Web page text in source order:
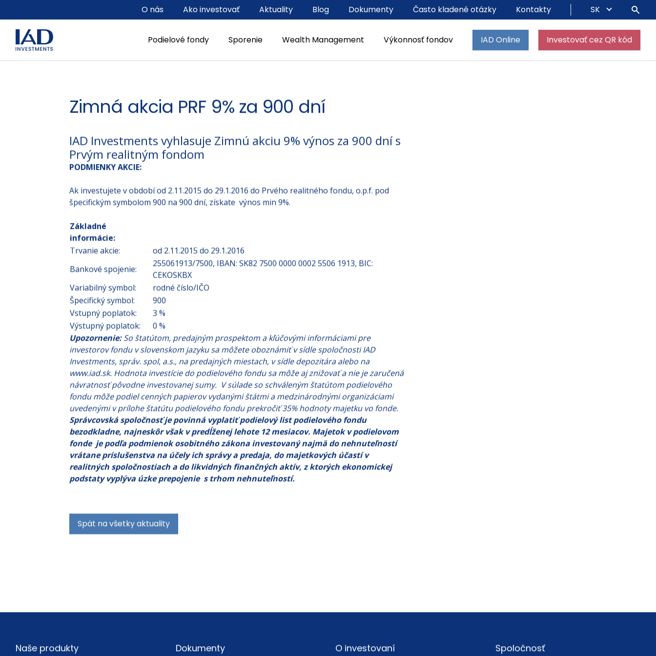
Podielové fondy Sporenie Wealth Management Výkonnosť fondov IAD Online Investovať cez QR kód
O nás Ako investovať Aktuality Blog Dokumenty Často kladené otázky Kontakty SK
Zimná akcia PRF 9% za 900 dní
IAD Investments vyhlasuje Zimnú akciu 9% výnos za 900 dní s
Prvým realitným fondom
PODMIENKY AKCIE:
Ak investujete v období od 2.11.2015 do 29.1.2016 do Prvého realitného fondu, o.p.f. pod
špecifickým symbolom 900 na 900 dní, získate výnos min 9%.
Základné
informácie:
Trvanie akcie:
od 2.11.2015 do 29.1.2016
Bankové spojenie:
255061913/7500, IBAN: SK82 7500 0000 0002 5506 1913, BIC:
CEKOSKBX
Variabilný symbol:
rodné číslo/IČO
Špecifický symbol:
900
Vstupný poplatok:
3 %
Výstupný poplatok:
0 %
Upozornenie:So štatútom, predajným prospektom a kľúčovými informáciami pre
investorov fondu v slovenskom jazyku sa môžete oboznámiť v sídle spoločnosti IAD
Investments, správ. spol, a.s., na predajných miestach, v sídle depozitára alebo na
www.iad.sk. Hodnota investície do podielového fondu sa môže aj znižovať a nie je zaručená
návratnosť pôvodne investovanej sumy. V súlade so schváleným štatútom podielového
fondu môže podiel cenných papierov vydanými štátmi a medzinárodnými organizáciami
uvedenými v prílohe štatútu podielového fondu prekročiť 35% hodnoty majetku vo fonde.
Správcovská spoločnosť je povinná vyplatiť podielový list podielového fondu
bezodkladne, najneskôr však v predĺženej lehote 12 mesiacov. Majetok v podielovom
fonde je podľa podmienok osobitného zákona investovaný najmä do nehnuteľností
vrátane príslušenstva na účely ich správy a predaja, do majetkových účastí v
realitných spoločnostiach a do likvidných finančných aktív, z ktorých ekonomickej
podstaty vyplýva úzke prepojenie s trhom nehnuteľností.
Spät na všetky aktuality
Footer
Naše produkty Dokumenty O investovaní Spoločnosť